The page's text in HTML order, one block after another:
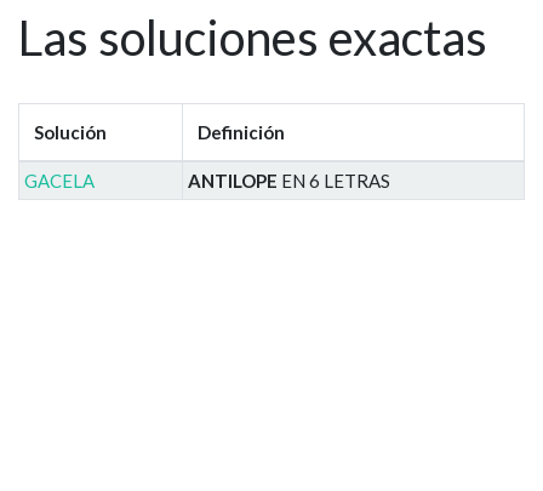
Las soluciones exactas
Solución Definición
GACELA ANTILOPE EN 6 LETRAS